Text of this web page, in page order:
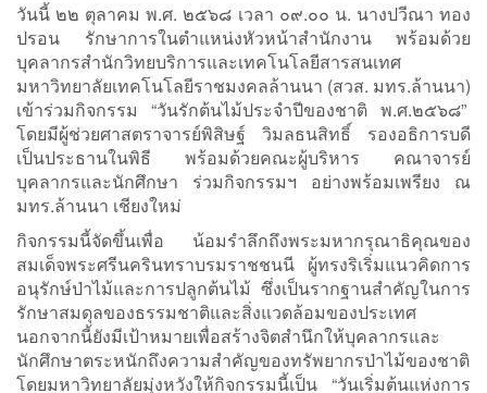
วันนี้ ๒๒ ตุลาคม พ.ศ. ๒๕๖๘ เวลา ๐๙.๐๐ น. นางปวีณา ทอง
ปรอน รักษาการในตำแหน่งหัวหน้าสำนักงาน พร้อมด้วย
บุคลากรสำนักวิทยบริการและเทคโนโลยีสารสนเทศ
มหาวิทยาลัยเทคโนโลยีราชมงคลล้านนา (สวส. มทร.ล้านนา)
เข้าร่วมกิจกรรม “วันรักต้นไม้ประจำปีของชาติ พ.ศ.๒๕๖๘”
โดยมีผู้ช่วยศาสตราจารย์พิสิษฐ์ วิมลธนสิทธิ์ รองอธิการบดี
เป็นประธานในพิธี พร้อมด้วยคณะผู้บริหาร คณาจารย์
บุคลากรและนักศึกษา ร่วมกิจกรรมฯ อย่างพร้อมเพรียง ณ
มทร.ล้านนา เชียงใหม่
กิจกรรมนี้จัดขึ้นเพื่อ น้อมรำลึกถึงพระมหากรุณาธิคุณของ
สมเด็จพระศรีนครินทราบรมราชชนนี ผู้ทรงริเริ่มแนวคิดการ
อนุรักษ์ป่าไม้และการปลูกต้นไม้ ซึ่งเป็นรากฐานสำคัญในการ
รักษาสมดุลของธรรมชาติและสิ่งแวดล้อมของประเทศ
นอกจากนี้ยังมีเป้าหมายเพื่อสร้างจิตสำนึกให้บุคลากรและ
นักศึกษาตระหนักถึงความสำคัญของทรัพยากรป่าไม้ของชาติ
โดยมหาวิทยาลัยมุ่งหวังให้กิจกรรมนี้เป็น “วันเริ่มต้นแห่งการ